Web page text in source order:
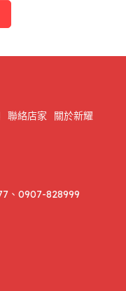
聯絡店家
關於新耀
、0907-828999